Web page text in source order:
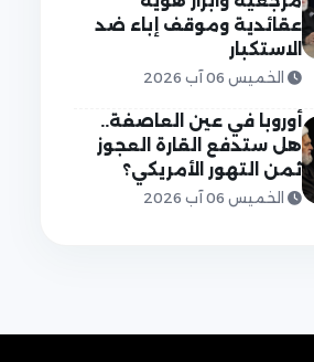
عقائدية وموقف إباء ضد
الاستكبار
الخميس 06 آب 2026
أوروبا في عين العاصفة..
هل ستدفع القارة العجوز
ثمن التهور الأمريكي؟
الخميس 06 آب 2026